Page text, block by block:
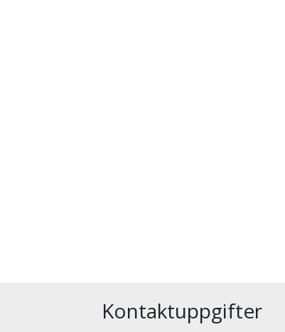
Kontaktuppgifter